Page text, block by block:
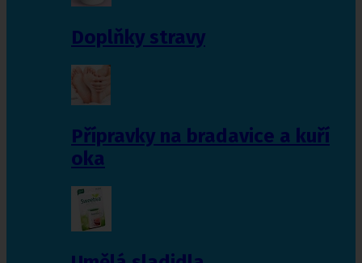
Doplňky stravy
Přípravky na bradavice a kuří
oka